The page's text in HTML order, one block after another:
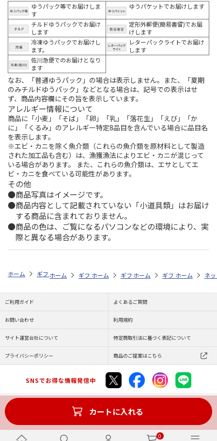
0
ゆうパック等でお届けしま
す
ゆうパケットでお届けします
チルドゆうパックでお届け
します
定形外郵便(簡易書留)でお届
けします
冷凍ゆうパックでお届けし
ます。
レターパックライトでお届け
します
佐川急便でのお届けとなり
ます
なお、「普通ゆうパック」の場合は表示しません。また、「夏期
のみチルドゆうパック」などとなる場合は、記号での表示はせ
ず、商品内容欄にその旨を表示しています。
アレルギー情報について
商品に「小麦」「そば」「卵」「乳」「落花生」「えび」「か
に」「くるみ」のアレルギー特定8品目を含んでいる場合に品目名
を表示します。
※エビ・カニを除く魚介類（これらの魚介類を原材料として製造
された加工品も含む）は、漁獲漁法によりエビ・カニが混じって
いる場合があります。 また、これらの魚介類は、エサとしてエ
ビ・カニを食べている可能性があります。
その他
商品写真はイメージです。
商品内容として記載されていない「小道具類」はお届け
する商品に含まれておりません。
商品の色は、ご覧になるパソコンなどの環境により、実
際と異なる場合があります。
カートに入れる
ホーム ギフト通販 内祝い・お返し 法要・香典返し ＨＡＮＡ Ｓ
ホーム ギフト通販 内祝い・お返し 法要・香典返し
ホーム ギフト通販 お祝い・贈りもの
ホーム ギフト通販 お
ホーム ネ
ご利用ガイド よくあるご質問
お問い合わせ 利用規約
サイト運営会社について 特定商取引法に基づく表記について
プライバシーポリシー 商品のご提案はこちら
SNSでお得な情報発信中
Copyright (C) JAPAN POST Co.,Ltd. All Rights Reserved.